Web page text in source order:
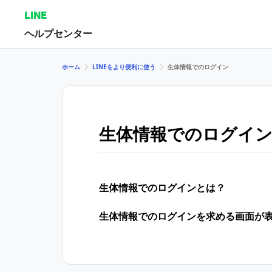
LINE
ヘルプセンター
ホーム LINEをより便利に使う 生体情報でのログイン
生体情報でのログイン
生体情報でのログインとは？
生体情報でのログインを求める画面が